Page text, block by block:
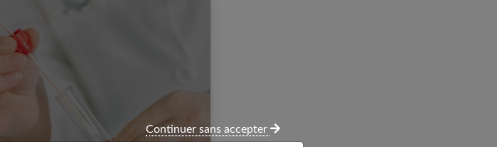
Continuer sans accepter